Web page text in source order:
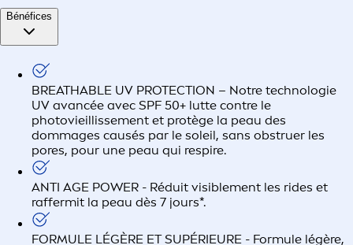
Bénéfices
BREATHABLE UV PROTECTION – Notre technologie
UV avancée avec SPF 50+ lutte contre le
photovieillissement et protège la peau des
dommages causés par le soleil, sans obstruer les
pores, pour une peau qui respire.
ANTI AGE POWER - Réduit visiblement les rides et
raffermit la peau dès 7 jours*.
FORMULE LÉGÈRE ET SUPÉRIEURE - Formule légère,